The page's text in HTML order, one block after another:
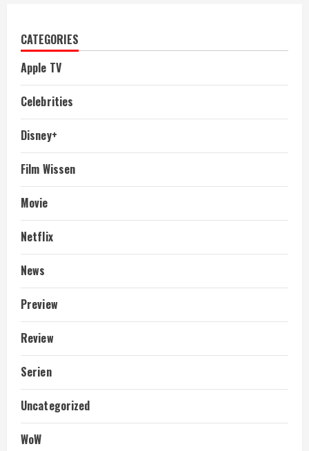
CATEGORIES
Apple TV
Celebrities
Disney+
Film Wissen
Movie
Netflix
News
Preview
Review
Serien
Uncategorized
WoW